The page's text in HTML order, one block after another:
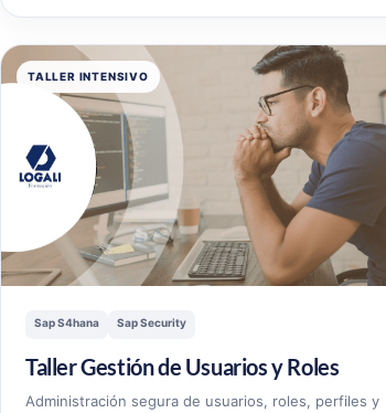
TALLER INTENSIVO
Sap S4hana Sap Security
Taller Gestión de Usuarios y Roles
Administración segura de usuarios, roles, perfiles y